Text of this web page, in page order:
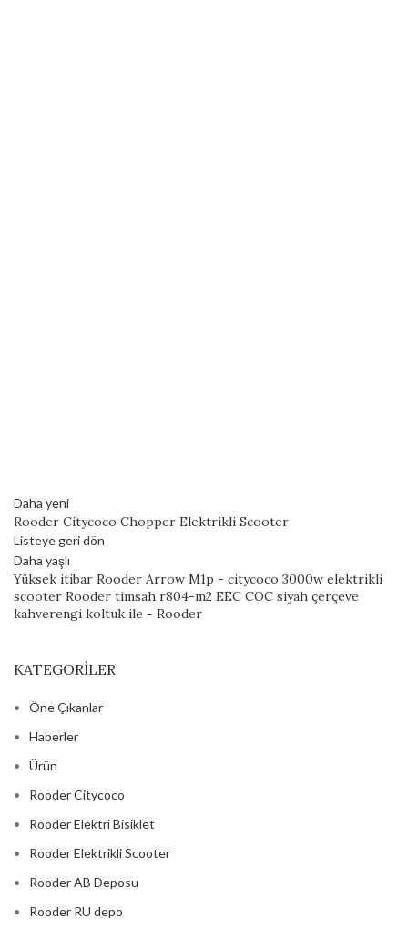
Daha yeni
Rooder Citycoco Chopper Elektrikli Scooter
Listeye geri dön
Daha yaşlı
Yüksek itibar Rooder Arrow M1p - citycoco 3000w elektrikli
scooter Rooder timsah r804-m2 EEC COC siyah çerçeve
kahverengi koltuk ile - Rooder
KATEGORILER
Öne Çıkanlar
Haberler
Ürün
Rooder Citycoco
Rooder Elektri Bisiklet
Rooder Elektrikli Scooter
Rooder AB Deposu
Rooder RU depo